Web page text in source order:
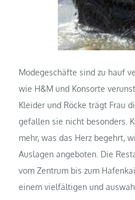
Modegeschäfte sind zu hauf
wie H&M und Konsorte
Kleider und Röcke trägt Frau
gefallen sie nicht besonders.
mehr, was das Herz begehrt,
Auslagen angeboten. Die
vom Zentrum bis zum
einem vielfältigen und